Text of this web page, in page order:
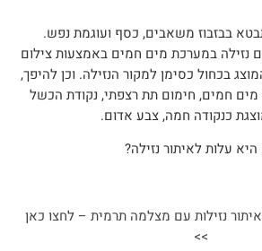
בבזבוז משאבים, כסף ועוגמת נפש.
נזילה במערכת מים חמים באמצעות צילום
בכחול כסימן למקור הנזילה. וכן להיפך,
חמים, חימום תת רצפתי, נקודת הכשל
כנקודה חמה, צבע אדום.
עלות לאיתור נזילה?
נזילות עם מצלמה תרמית – לחצו כאן
>>